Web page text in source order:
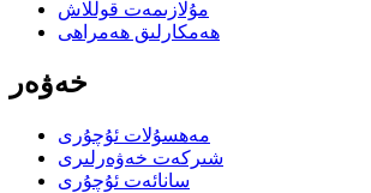
مۇلازىمەت قوللاش
ھەمكارلىق ھەمراھى
خەۋەر
مەھسۇلات ئۇچۇرى
شىركەت خەۋەرلىرى
سانائەت ئۇچۇرى